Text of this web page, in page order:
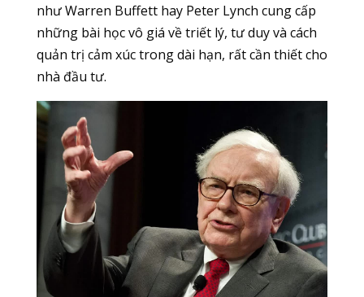
như Warren Buffett hay Peter Lynch cung cấp
những bài học vô giá về triết lý, tư duy và cách
quản trị cảm xúc trong dài hạn, rất cần thiết cho
nhà đầu tư.